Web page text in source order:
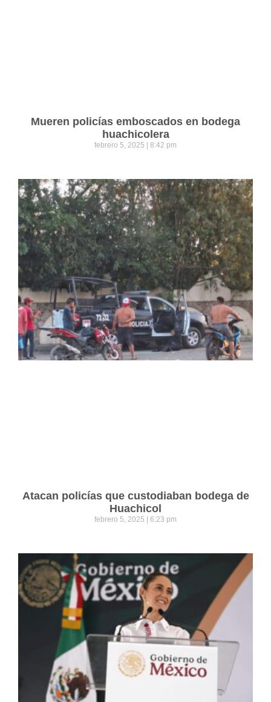
Mueren policías emboscados en bodega
huachicolera
febrero 5, 2025 8:42 pm
Atacan policías que custodiaban bodega de
Huachicol
febrero 5, 2025 6:23 pm